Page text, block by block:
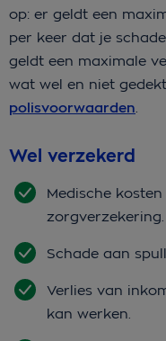
op: er geldt een
per keer dat je
geldt een maximale
wat wel en niet
polisvoorwaarden.
Wel verzekerd
Medische
zorgverzekering.
Schade aan
Verlies van
kan werken.